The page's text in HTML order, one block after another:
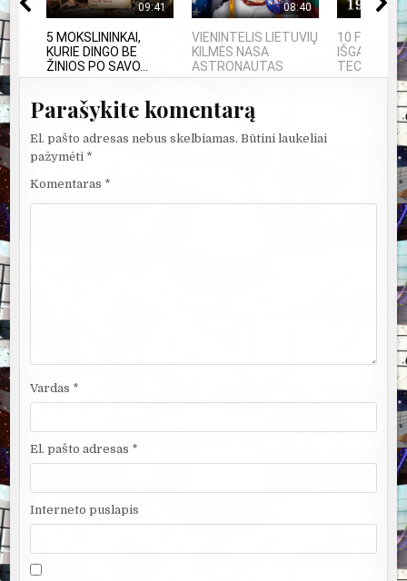
09:41
5 MOKSLININKAI,
KURIE DINGO BE
ŽINIOS PO SAVO...
08:40
VIENINTELIS LIETUVIŲ
KILMĖS NASA
ASTRONAUTAS
10
IŠGALVOTŲ
Parašykite komentarą
El. pašto adresas nebus skelbiamas. Būtini laukeliai
pažymėti *
Komentaras *
Vardas *
El. pašto adresas *
Interneto puslapis